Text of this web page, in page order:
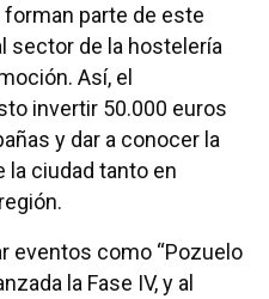
parte de este
sector de la hostelería
Así, el
invertir 50.000 euros
y dar a conocer la
la ciudad tanto en
eventos como “Pozuelo
la Fase IV, y al